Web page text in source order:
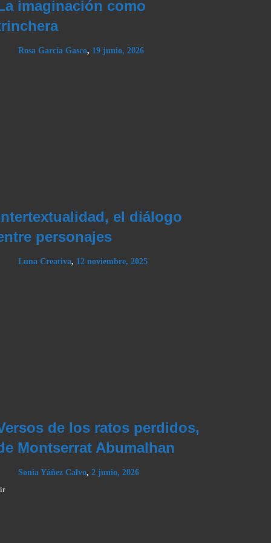
imaginación como
Rosa García Gasco, 19 junio, 2026
el diálogo
personajes
Luna Creativa, 12 noviembre, 2025
de los ratos perdidos,
Montserrat Abumalhan
Sonia Yáñez Calvo, 2 junio, 2026